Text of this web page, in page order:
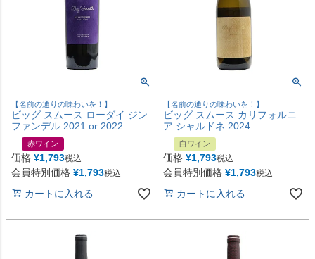
【名前の通りの味わいを！】
ビッグ スムース ローダイ ジン
ファンデル 2021 or 2022
赤ワイン
価格 ¥1,793税込
会員特別価格 ¥1,793税込
カートに入れる
【名前の通りの味わいを！】
ビッグ スムース カリフォルニ
ア シャルドネ 2024
白ワイン
価格 ¥1,793税込
会員特別価格 ¥1,793税込
カートに入れる